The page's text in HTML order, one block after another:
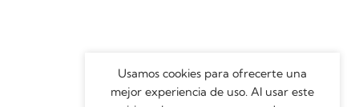
Usamos cookies para ofrecerte una
mejor experiencia de uso. Al usar este